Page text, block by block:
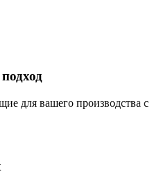
для вашего производства с